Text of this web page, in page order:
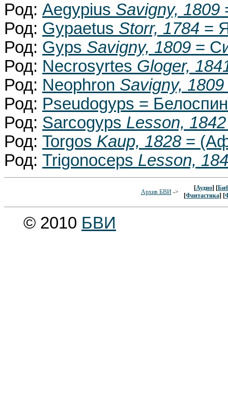
Род: Aegypius Savigny, 1809
Род: Gypaetus Storr, 1784 =
Род: Gyps Savigny, 1809 =
Род: Necrosyrtes Gloger,
Род: Neophron Savigny, 1809
Род: Pseudogyps =
Род: Sarcogyps Lesson, 1842
Род: Torgos Kaup, 1828=
Род: Trigonoceps Lesson,
Архив БВИ->
[Аудио] [
[Фантастика] [
© 2010 БВИ